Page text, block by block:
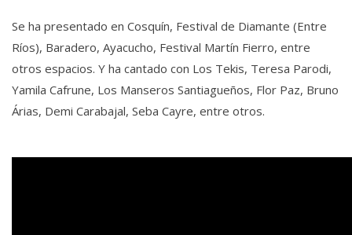
Se ha presentado en Cosquín, Festival de Diamante (Entre
Ríos), Baradero, Ayacucho, Festival Martín Fierro, entre
otros espacios. Y ha cantado con Los Tekis, Teresa Parodi,
Yamila Cafrune, Los Manseros Santiagueños, Flor Paz, Bruno
Árias, Demi Carabajal, Seba Cayre, entre otros.